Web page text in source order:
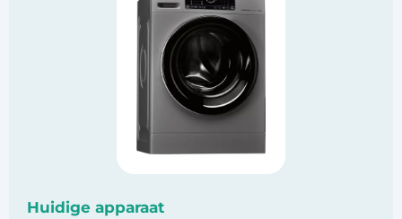
Huidige apparaat